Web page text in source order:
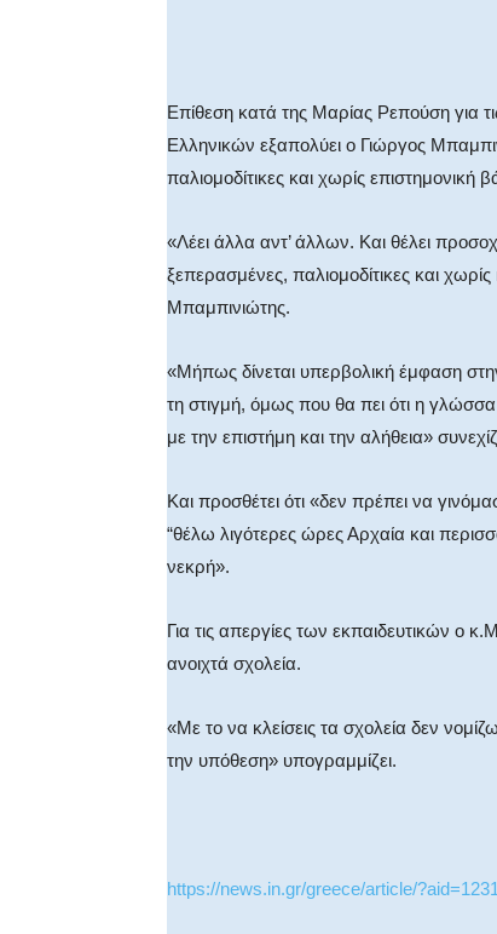
Επίθεση κατά της Μαρίας Ρεπούση για
Ελληνικών εξαπολύει ο Γιώργος
παλιομοδίτικες και χωρίς επιστημονική
«Λέει άλλα αντ’ άλλων. Και θέλει
ξεπερασμένες, παλιομοδίτικες και
Μπαμπινιώτης.
«Μήπως δίνεται υπερβολική έμφαση
τη στιγμή, όμως που θα πει ότι η
με την επιστήμη και την αλήθεια»
Και προσθέτει ότι «δεν πρέπει να
“θέλω λιγότερες ώρες Αρχαία και
νεκρή».
Για τις απεργίες των εκπαιδευτικών ο
ανοιχτά σχολεία.
«Με το να κλείσεις τα σχολεία δεν
την υπόθεση» υπογραμμίζει.
https://news.in.gr/greece/article/